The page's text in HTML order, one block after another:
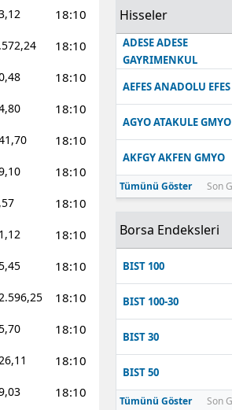
18:10
18:10
18:10
18:10
18:10
18:10
18:10
18:10
18:10
18:10
18:10
18:10
18:10
Hisseler
ADESE ADESE
GAYRIMENKUL
AEFES ANADOLU EFES
AGYO ATAKULE GMYO
AKFGY AKFEN GMYO
Tümünü Göster Son
Borsa Endeksleri
BIST 100
BIST 100-30
BIST 30
BIST 50
Tümünü Göster Son